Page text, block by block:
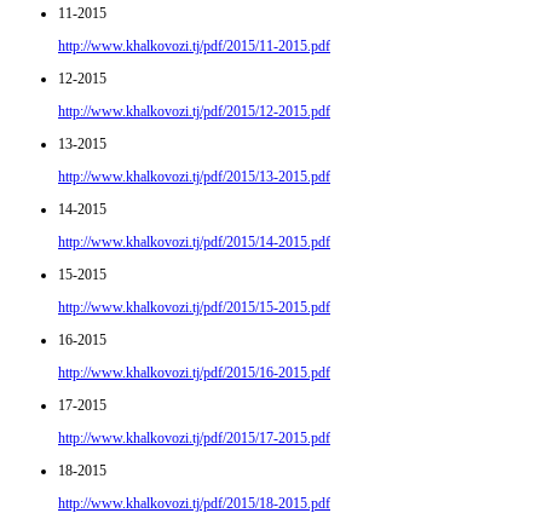
11-2015
http://www.khalkovozi.tj/pdf/2015/11-2015.pdf
12-2015
http://www.khalkovozi.tj/pdf/2015/12-2015.pdf
13-2015
http://www.khalkovozi.tj/pdf/2015/13-2015.pdf
14-2015
http://www.khalkovozi.tj/pdf/2015/14-2015.pdf
15-2015
http://www.khalkovozi.tj/pdf/2015/15-2015.pdf
16-2015
http://www.khalkovozi.tj/pdf/2015/16-2015.pdf
17-2015
http://www.khalkovozi.tj/pdf/2015/17-2015.pdf
18-2015
http://www.khalkovozi.tj/pdf/2015/18-2015.pdf